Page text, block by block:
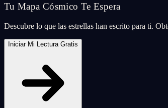
Tu Mapa Cósmico Te Espera
Descubre lo que las estrellas han escrito para ti.
Iniciar Mi Lectura Gratis